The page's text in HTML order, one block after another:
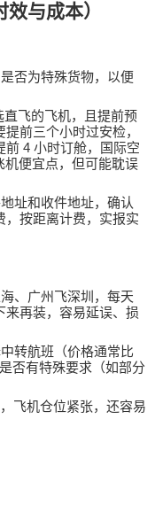
与成本）
否为特殊货物，以便
直飞的飞机，且提前预
提前三个小时过安检，
前 4 小时订舱，国际空
机便宜点，但可能耽误
址和收件地址，确认
按距离计费，实报实
、广州飞深圳，每天
来再装，容易延误、损
转航班（价格通常比
否有特殊要求（如部分
飞机仓位紧张，还容易